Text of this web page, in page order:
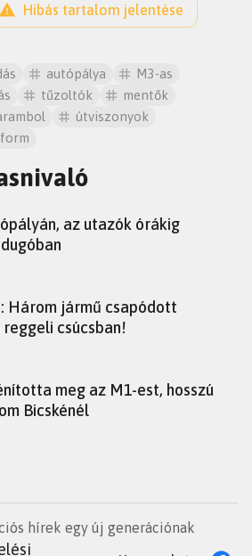
Hibás tartalom jelentése
autópálya
M3-as
tűzoltók
mentők
útviszonyok
az utazók órákig
Három jármű csapódott
csúcsban!
meg az M1-est, hosszú
Bicskénél
hírek egy új generációnak